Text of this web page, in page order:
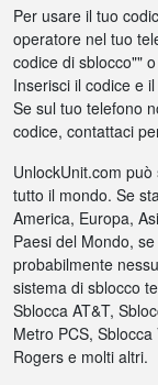
Per usare il tuo
operatore nel tuo
codice di sblocco""
Inserisci il codice e
Se sul tuo telefono
codice, contattaci
UnlockUnit.com
tutto il mondo. Se
America, Europa,
Paesi del Mondo,
probabilmente
sistema di sblocco
Sblocca AT&T,
Metro PCS,
Rogers e molti altri.